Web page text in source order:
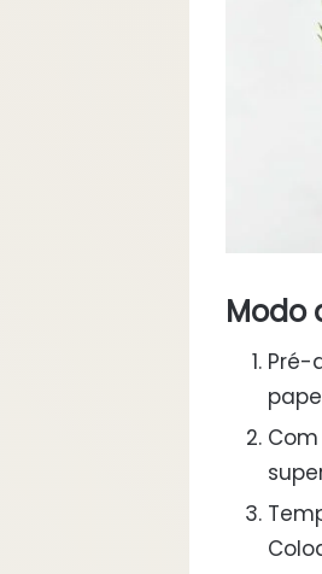
Modo
Pré-